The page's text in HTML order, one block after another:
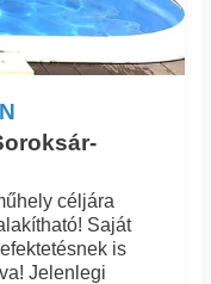
céljára
Saját
is
Jelenlegi